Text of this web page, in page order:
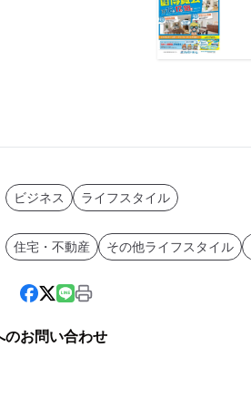
ビジネス ライフスタイル
住宅・不動産 その他ライフスタイル
のお問い合わせ